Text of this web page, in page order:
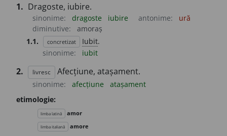
1. Dragoste, iubire.
sinonime: dragoste iubire antonime:
ură
diminutive:
amoraș
1.1.
concretizat Iubit.
sinonime:
iubit
2. livresc Afecțiune, atașament.
sinonime: afecțiune
atașament
etimologie:
limba latină amor
limba italiană amore